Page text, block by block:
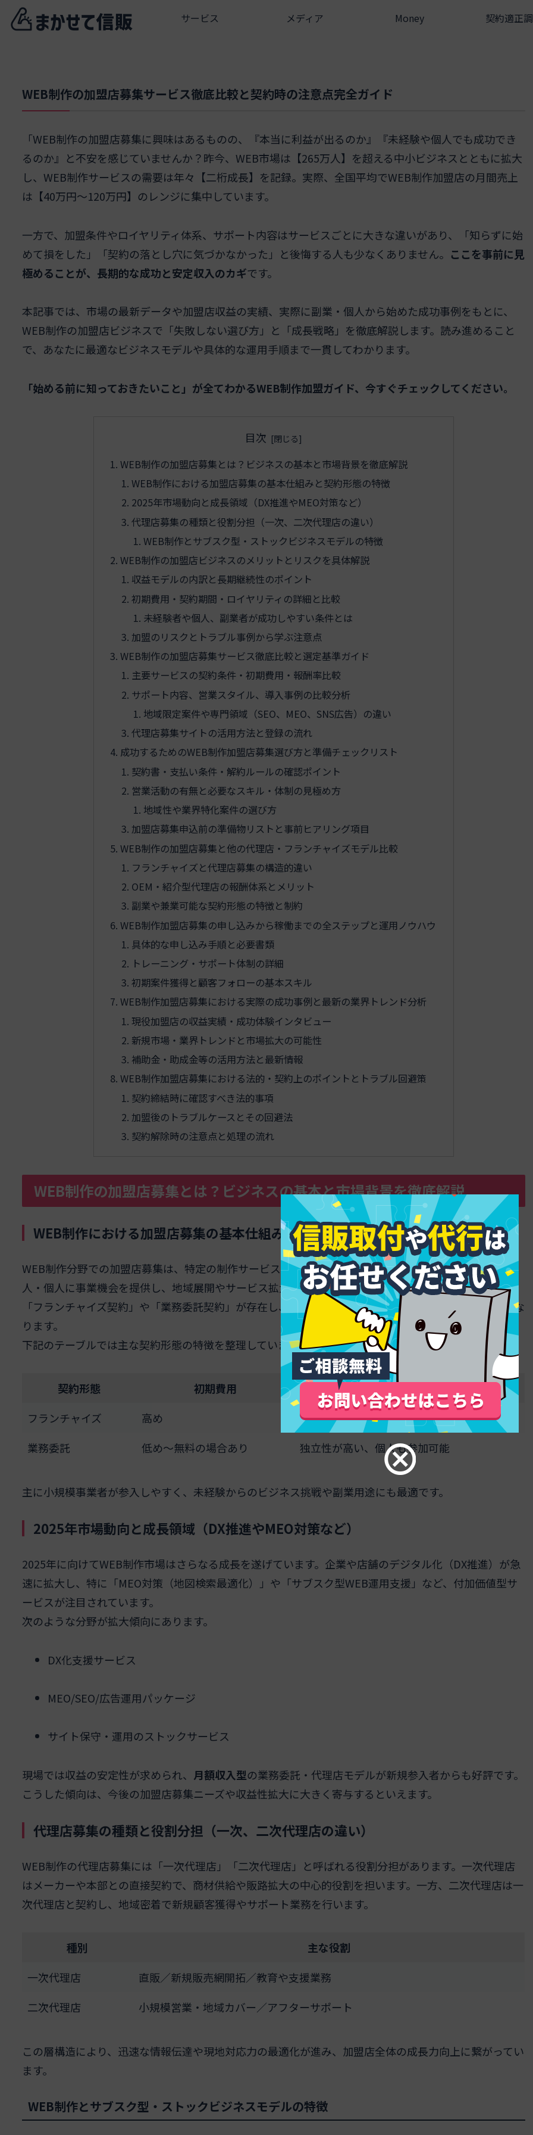
サービス メディア Money 契約適正
WEB制作の加盟店募集サービス徹底比較と契約時の注意点完全ガイド
「WEB制作の加盟店募集に興味はあるものの、『本当に利益が出るのか』『未経験や個人でも成功でき
るのか』と不安を感じていませんか？昨今、WEB市場は【265万人】を超える中小ビジネスとともに拡大
し、WEB制作サービスの需要は年々【二桁成長】を記録。実際、全国平均でWEB制作加盟店の月間売上
は【40万円～120万円】のレンジに集中しています。
一方で、加盟条件やロイヤリティ体系、サポート内容はサービスごとに大きな違いがあり、「知らずに始
めて損をした」「契約の落とし穴に気づかなかった」と後悔する人も少なくありません。 ここを事前に見
極めることが、長期的な成功と安定収入のカギです。
本記事では、市場の最新データや加盟店収益の実績、実際に副業・個人から始めた成功事例をもとに、
WEB制作の加盟店ビジネスで「失敗しない選び方」と「成長戦略」を徹底解説します。読み進めること
で、あなたに最適なビジネスモデルや具体的な運用手順まで一貫してわかります。
「始める前に知っておきたいこと」が全てわかるWEB制作加盟ガイド、今すぐチェックしてください。
目次
WEB制作の加盟店募集とは？ビジネスの基本と市場背景を徹底解説
WEB制作における加盟店募集の基本仕組みと契約形態の特徴
2025年市場動向と成長領域（DX推進やMEO対策など）
代理店募集の種類と役割分担（一次、二次代理店の違い）
WEB制作とサブスク型・ストックビジネスモデルの特徴
WEB制作の加盟店ビジネスのメリットとリスクを具体解説
収益モデルの内訳と長期継続性のポイント
初期費用・契約期間・ロイヤリティの詳細と比較
未経験者や個人、副業者が成功しやすい条件とは
加盟のリスクとトラブル事例から学ぶ注意点
WEB制作の加盟店募集サービス徹底比較と選定基準ガイド
主要サービスの契約条件・初期費用・報酬率比較
サポート内容、営業スタイル、導入事例の比較分析
地域限定案件や専門領域（SEO、MEO、SNS広告）の違い
代理店募集サイトの活用方法と登録の流れ
成功するためのWEB制作加盟店募集選び方と準備チェックリスト
契約書・支払い条件・解約ルールの確認ポイント
営業活動の有無と必要なスキル・体制の見極め方
地域性や業界特化案件の選び方
加盟店募集申込前の準備物リストと事前ヒアリング項目
WEB制作の加盟店募集と他の代理店・フランチャイズモデル比較
フランチャイズと代理店募集の構造的違い
OEM・紹介型代理店の報酬体系とメリット
副業や兼業可能な契約形態の特徴と制約
WEB制作加盟店募集の申し込みから稼働までの全ステップと運用ノウハウ
具体的な申し込み手順と必要書類
トレーニング・サポート体制の詳細
初期案件獲得と顧客フォローの基本スキル
WEB制作加盟店募集における実際の成功事例と最新の業界トレンド分析
現役加盟店の収益実績・成功体験インタビュー
新規市場・業界トレンドと市場拡大の可能性
補助金・助成金等の活用方法と最新情報
WEB制作加盟店募集における法的・契約上のポイントとトラブル回避策
契約締結時に確認すべき法的事項
加盟後のトラブルケースとその回避法
契約解除時の注意点と処理の流れ
WEB制作の加盟店募集とは？ビジネスの基本と市場背景を徹底解説
WEB制作における加盟店募集の基本仕組みと契約形態の特徴
WEB制作分野での加盟店募集は、特定の制作サービスやノウハウを展開する企業がパートナーとなる法
人・個人に事業機会を提供し、地域展開やサービス拡大を実現するモデルです。主な契約形態としては、
「フランチャイズ契約」や「業務委託契約」が存在し、それぞれ事業主体の独立性や収益分配方法が異な
ります。
下記のテーブルでは主な契約形態の特徴を整理しています。
契約形態 初期費用
フランチャイズ
高め
ブランド力の活用、サポート充実
業務委託
低め〜無料の場合あり 独立性が高い、個人も参加可能
主に小規模事業者が参入しやすく、未経験からのビジネス挑戦や副業用途にも最適です。
2025年市場動向と成長領域（DX推進やMEO対策など）
2025年に向けてWEB制作市場はさらなる成長を遂げています。企業や店舗のデジタル化（DX推進）が急
速に拡大し、特に「MEO対策（地図検索最適化）」や「サブスク型WEB運用支援」など、付加価値型サ
ービスが注目されています。
次のような分野が拡大傾向にあります。
DX化支援サービス
MEO/SEO/広告運用パッケージ
サイト保守・運用のストックサービス
現場では収益の安定性が求められ、 月額収入型の業務委託・代理店モデルが新規参入者からも好評です。
こうした傾向は、今後の加盟店募集ニーズや収益性拡大に大きく寄与するといえます。
代理店募集の種類と役割分担（一次、二次代理店の違い）
WEB制作の代理店募集には「一次代理店」「二次代理店」と呼ばれる役割分担があります。一次代理店
はメーカーや本部との直接契約で、商材供給や販路拡大の中心的役割を担います。一方、二次代理店は一
次代理店と契約し、地域密着で新規顧客獲得やサポート業務を行います。
種別
主な役割
一次代理店
直販／新規販売網開拓／教育や支援業務
二次代理店
小規模営業・地域カバー／アフターサポート
この層構造により、迅速な情報伝達や現地対応力の最適化が進み、加盟店全体の成長力向上に繋がってい
ます。
WEB制作とサブスク型・ストックビジネスモデルの特徴